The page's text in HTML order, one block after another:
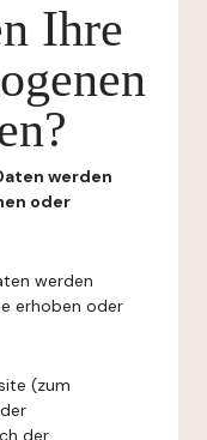
Ihre
werden
oder
werden
erhoben oder
(zum
der